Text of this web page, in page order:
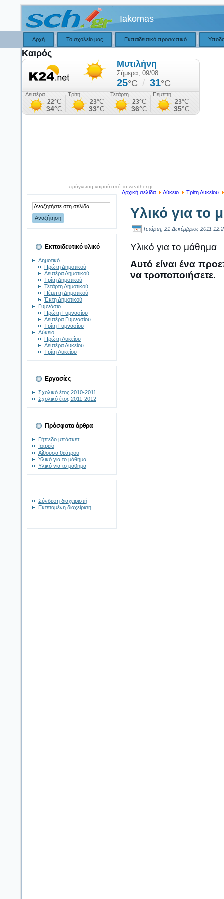
Iakomas
Αρχή Το σχολείο μας Εκπαιδευτικό προσωπικό
Καιρός
πρόγνωση καιρού από το weather.gr
Εκπαιδευτικό υλικό
Δημοτικό
Πρώτη Δημοτικού
Δευτέρα Δημοτικού
Τρίτη Δημοτικού
Τετάρτη Δημοτικού
Πέμπτη Δημοτικού
Έκτη Δημοτικού
Γυμνάσιο
Πρώτη Γυμνασίου
Δευτέρα Γυμνασίου
Τρίτη Γυμνασίου
Λύκειο
Πρώτη Λυκείου
Δευτέρα Λυκείου
Τρίτη Λυκείου
Εργασίες
Σχολικό έτος 2010-2011
Σχολικό έτος 2011-2012
Πρόσφατα άρθρα
Γήπεδο μπάσκετ
Ιατρείο
Αίθουσα θεάτρου
Υλικό για το μάθημα
Υλικό για το μάθημα
Σύνδεση διαχειριστή
Εκτεταμένη διαχείριση
Αρχική σελίδα Λύκειο Τρίτη Λυκείου
Υλικό για το
Τετάρτη, 21 Δεκέμβριος 2011
Υλικό για το μάθημα
Αυτό είναι ένα
να τροποποιήσετε.